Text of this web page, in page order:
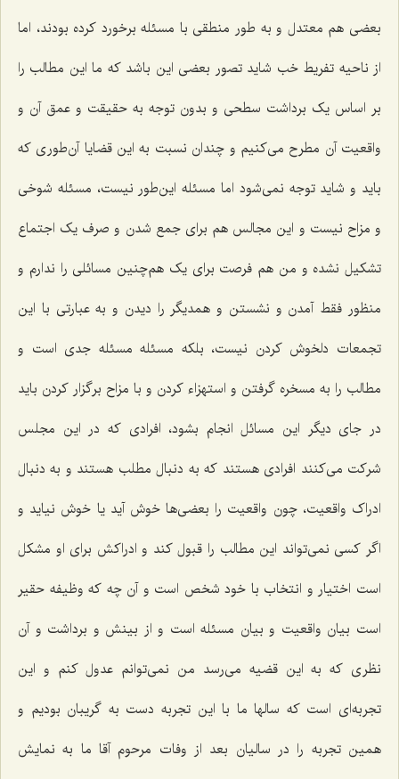
بعضی هم معتدل و به طور منطقی با مسئله برخورد کرده بودند، اما
از ناحیه تفریط خب شاید تصور بعضی این باشد که ما این مطالب را
بر اساس یک برداشت سطحی و بدون توجه به حقیقت و عمق آن و
واقعیت آن مطرح می‌کنیم و چندان نسبت به این قضایا آن‌طوری که
باید و شاید توجه نمی‌شود اما مسئله این‌طور نیست، مسئله شوخی
و مزاح نیست و این مجالس هم برای جمع شدن و صرف یک اجتماع
تشکیل نشده و من هم فرصت برای یک هم‌چنین مسائلی را ندارم و
منظور فقط آمدن و نشستن و همدیگر را دیدن و به عبارتی با این
تجمعات دلخوش کردن نیست، بلکه مسئله مسئله جدی است و
مطالب را به مسخره گرفتن و استهزاء کردن و با مزاح برگزار کردن باید
در جای دیگر این مسائل انجام بشود، افرادی که در این مجلس
شرکت می‌کنند افرادی هستند که به دنبال مطلب هستند و به دنبال
ادراک واقعیت، چون واقعیت را بعضی‌ها خوش آید یا خوش نیاید و
اگر کسی نمی‌تواند این مطالب را قبول کند و ادراکش برای او مشکل
است اختیار و انتخاب با خود شخص است و آن چه که وظیفه حقیر
است بیان واقعیت و بیان مسئله است و از بینش و برداشت و آن
نظری که به این قضیه می‌رسد من نمی‌توانم عدول کنم و این
تجربه‌ای است که سالها ما با این تجربه دست به گریبان بودیم و
همین تجربه را در سالیان بعد از وفات مرحوم آقا ما به نمایش